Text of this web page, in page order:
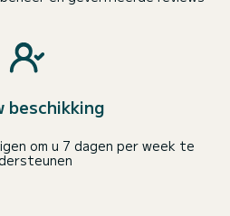
beschikking
om u 7 dagen per week te